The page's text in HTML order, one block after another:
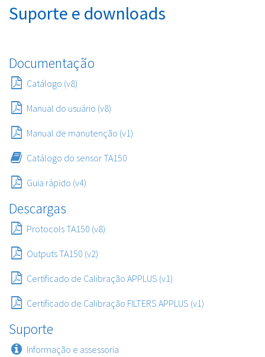
Suporte e downloads
Documentação
Catálogo (v8)
Manual do usuário (v8)
Manual de manutenção (v1)
Catálogo do sensor TA150
Guia rápido (v4)
Descargas
Protocols TA150 (v8)
Outputs TA150 (v2)
Certificado de Calibração APPLUS (v1)
Certificado de Calibração FILTERS APPLUS (v1)
Suporte
Informação e assessoria